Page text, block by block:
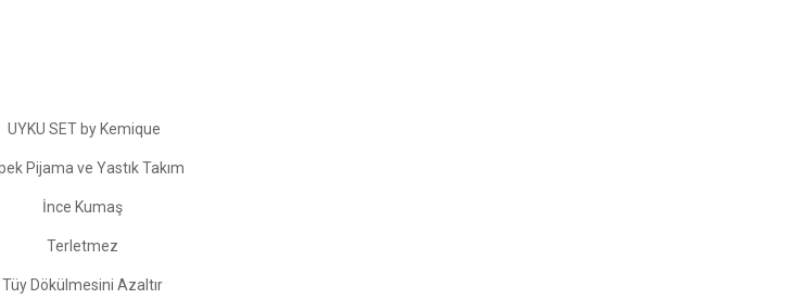
UYKU SET by Kemique
Pijama ve Yastık Takım
İnce Kumaş
Terletmez
Tüy Dökülmesini Azaltır